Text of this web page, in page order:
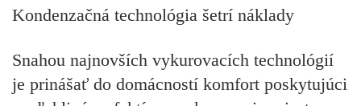
Kondenzačná technológia šetrí náklady
Snahou najnovších vykurovacích technológií
je prinášať do domácností komfort poskytujúci